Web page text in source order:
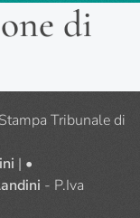
di
Tribunale di
| •
- P.Iva